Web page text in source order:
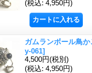
(税込: 4,950円)
ガムランボール鳥
y-061]
4,500円(税別)
(税込: 4,950円)